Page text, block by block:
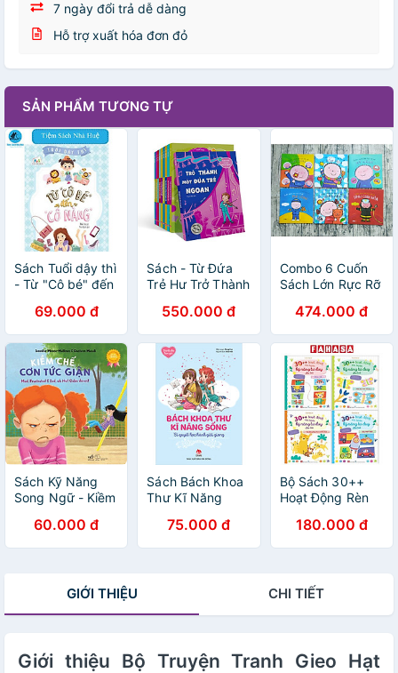
7 ngày đổi trả dễ dàng
Hỗ trợ xuất hóa đơn đỏ
SẢN PHẨM TƯƠNG TỰ
Sách Tuổi dậy thì
- Từ "Cô bé" đến
69.000 đ
Sách - Từ Đứa
Trẻ Hư Trở Thành
Combo 10 Cuốn
550.000 đ
Combo 6 Cuốn
Sách Lớn Rực Rỡ
Mùa /Phi Công /
Giác Quan/ Kỹ
Năng / Lính Cứu
Hỏa
474.000 đ
Sách Kỹ Năng
Song Ngữ - Kiềm
Giận60.000 đ
Sách Bách Khoa
Thư Kĩ Năng
Bạn Gái: Bí Quyết
Học Hành Giỏi
75.000 đ
Bộ Sách 30++
Hoạt Động Rèn
Tư Duy Cho Trẻ
(Bộ 4 Cuốn)
180.000 đ
GIỚI THIỆU CHI TIẾT
Giới thiệu Bộ Truyện Tranh Gieo Hạt